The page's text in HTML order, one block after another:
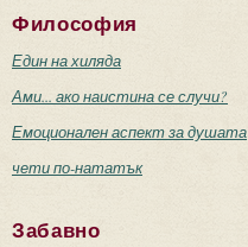
Философия
Един на хиляда
Ами... ако наистина се случи?
Емоционален аспект за душата
чети по-нататък
Забавно